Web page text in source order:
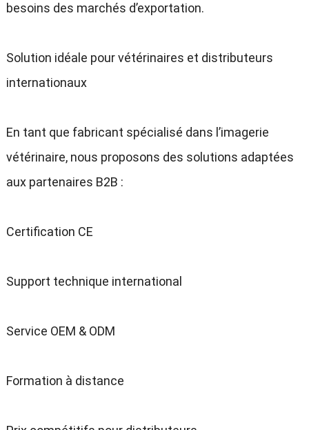
besoins des marchés d’exportation.
Solution idéale pour vétérinaires et distributeurs
internationaux
En tant que fabricant spécialisé dans l’imagerie
vétérinaire, nous proposons des solutions adaptées
aux partenaires B2B :
Certification CE
Support technique international
Service OEM & ODM
Formation à distance